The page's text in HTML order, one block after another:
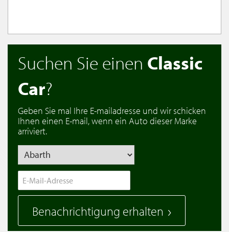
Suchen Sie einen Classic
Car?
Geben Sie mal Ihre E-mailadresse und wir schicken
Ihnen einen E-mail, wenn ein Auto dieser Marke
arriviert.
Benachrichtigung erhalten